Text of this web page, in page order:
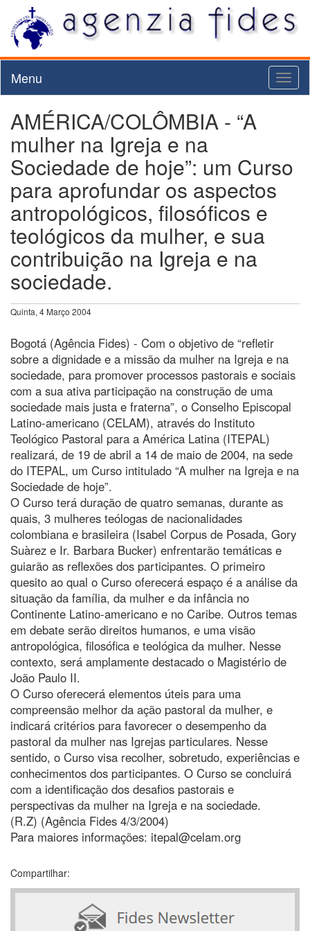
Menu
AMÉRICA/COLÔMBIA - “A
mulher na Igreja e na
Sociedade de hoje”: um Curso
para aprofundar os aspectos
antropológicos, filosóficos e
teológicos da mulher, e sua
contribuição na Igreja e na
sociedade.
Quinta, 4 Março 2004
Bogotá (Agência Fides) - Com o objetivo de “refletir
sobre a dignidade e a missão da mulher na Igreja e na
sociedade, para promover processos pastorais e sociais
com a sua ativa participação na construção de uma
sociedade mais justa e fraterna”, o Conselho Episcopal
Latino-americano (CELAM), através do Instituto
Teológico Pastoral para a América Latina (ITEPAL)
realizará, de 19 de abril a 14 de maio de 2004, na sede
do ITEPAL, um Curso intitulado “A mulher na Igreja e na
Sociedade de hoje”.
O Curso terá duração de quatro semanas, durante as
quais, 3 mulheres teólogas de nacionalidades
colombiana e brasileira (Isabel Corpus de Posada, Gory
Suàrez e Ir. Barbara Bucker) enfrentarão temáticas e
guiarão as reflexões dos participantes. O primeiro
quesito ao qual o Curso oferecerá espaço é a análise da
situação da família, da mulher e da infância no
Continente Latino-americano e no Caribe. Outros temas
em debate serão direitos humanos, e uma visão
antropológica, filosófica e teológica da mulher. Nesse
contexto, será amplamente destacado o Magistério de
João Paulo II.
O Curso oferecerá elementos úteis para uma
compreensão melhor da ação pastoral da mulher, e
indicará critérios para favorecer o desempenho da
pastoral da mulher nas Igrejas particulares. Nesse
sentido, o Curso visa recolher, sobretudo, experiências e
conhecimentos dos participantes. O Curso se concluirá
com a identificação dos desafios pastorais e
perspectivas da mulher na Igreja e na sociedade.
(R.Z) (Agência Fides 4/3/2004)
Para maiores informações: itepal@celam.org
Compartilhar: